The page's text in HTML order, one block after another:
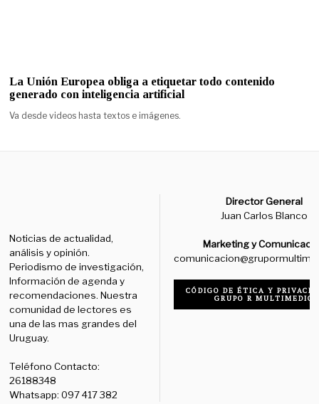
La Unión Europea obliga a etiquetar todo contenido
generado con inteligencia artificial
Va desde videos hasta textos e imágenes.
Noticias de actualidad,
análisis y opinión.
Periodismo de investigación,
Información de agenda y
recomendaciones. Nuestra
comunidad de lectores es
una de las mas grandes del
Uruguay.
Teléfono Contacto:
26188348
Whatsapp: 097 417 382
Director General
Juan Carlos Blanco
Marketing y
CÓDIGO DE ÉTICA Y
GRUPO R MULTIMEDIO